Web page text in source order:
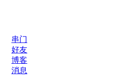
串门
好友
博客
消息